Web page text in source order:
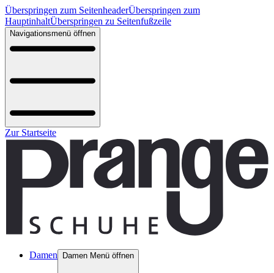
Überspringen zum SeitenheaderÜberspringen zum
HauptinhaltÜberspringen zu Seitenfußzeile
Navigationsmenü öffnen
Zur Startseite
Damen Damen Menü öffnen